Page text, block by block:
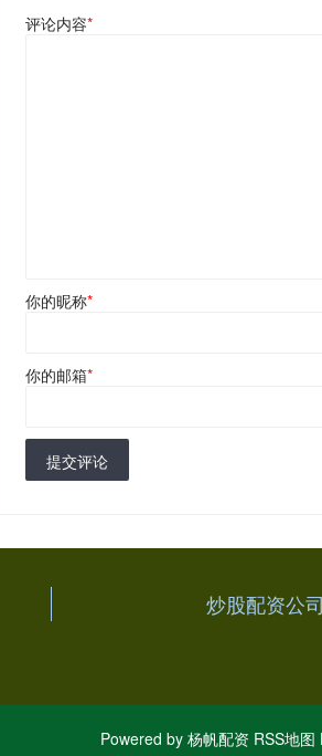
评论内容*
你的昵称*
你的邮箱*
提交评论
炒股配资公司
Powered by 杨帆配资 RSS地图